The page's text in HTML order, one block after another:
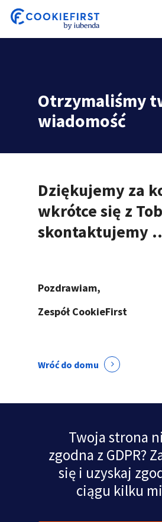
Skip
main
Otrzymaliśmy
wiadomość
Dziękujemy za
wkrótce się z
skontaktujemy
Pozdrawiam,
Zespół CookieFirst
Wróć do domu
Twoja strona
zgodna z GDPR?
się i uzyskaj
ciągu kilku